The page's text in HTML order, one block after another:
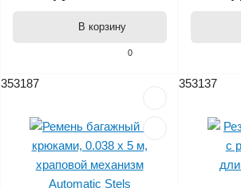
0
В корзину
353187 353137